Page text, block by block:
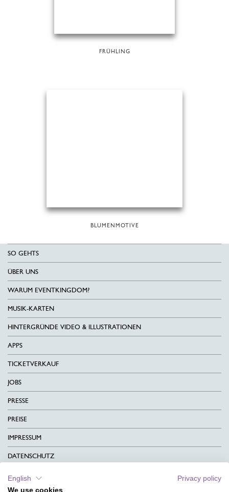
FRÜHLING
BLUMENMOTIVE
SO GEHTS
ÜBER UNS
WARUM EVENTKINGDOM?
MUSIK-KARTEN
HINTERGRÜNDE VIDEO & ILLUSTRATIONEN
APPS
TICKETVERKAUF
JOBS
PRESSE
PREISE
IMPRESSUM
DATENSCHUTZ
KONTAKT
English
Privacy policy
We use cookies